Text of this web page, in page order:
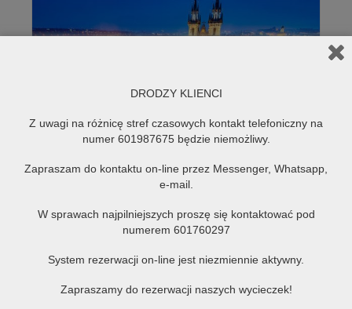
Jarmark świąteczny PRAGA | 1 dzień | Cena 115zł
PRAGA – SKALNE MIASTA 3 dni
DRODZY KLIENCI
Z uwagi na różnicę stref czasowych kontakt telefoniczny na
numer 601987675 będzie niemożliwy.
Zapraszam do kontaktu on-line przez Messenger, Whatsapp,
e-mail.
W sprawach najpilniejszych proszę się kontaktować pod
numerem 601760297
System rezerwacji on-line jest niezmiennie aktywny.
Zapraszamy do rezerwacji naszych wycieczek!